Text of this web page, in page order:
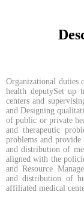
health
and
of
and
and
and
and